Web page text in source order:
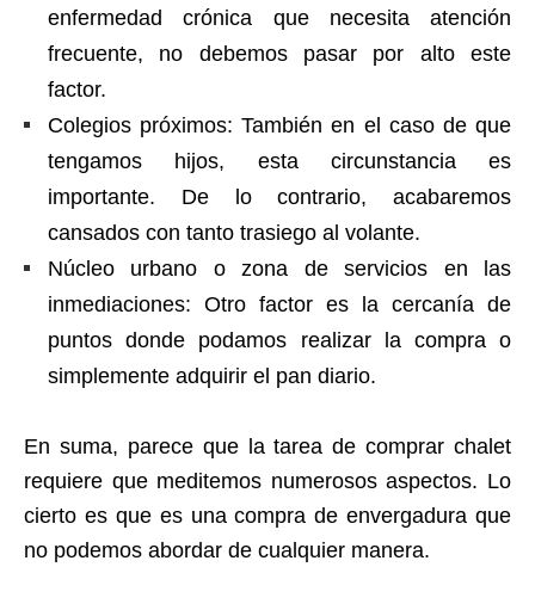
enfermedad crónica que necesita atención
frecuente, no debemos pasar por alto este
factor.
Colegios próximos: También en el caso de que
tengamos hijos, esta circunstancia es
importante. De lo contrario, acabaremos
cansados con tanto trasiego al volante.
Núcleo urbano o zona de servicios en las
inmediaciones: Otro factor es la cercanía de
puntos donde podamos realizar la compra o
simplemente adquirir el pan diario.
En suma, parece que la tarea de comprar chalet
requiere que meditemos numerosos aspectos. Lo
cierto es que es una compra de envergadura que
no podemos abordar de cualquier manera.